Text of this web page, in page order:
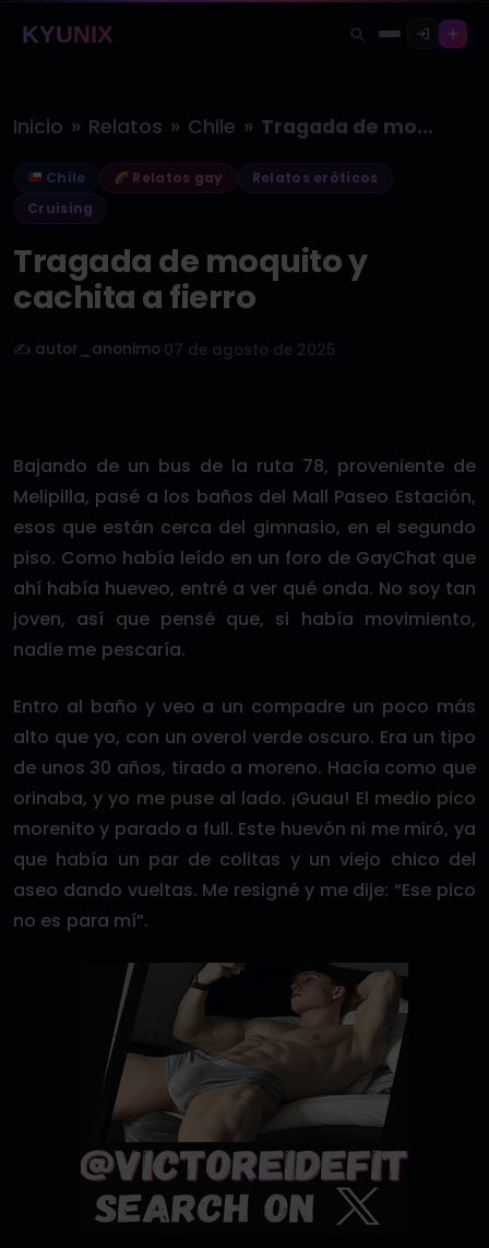
KYUNIX
Inicio » Relatos » Chile » Tragada de moquito y cachita a…
Chile Relatos gay
Relatos eróticos
Cruising
Tragada de moquito y
cachita a fierro
✍️ autor_anonimo 07 de agosto de 2025
Bajando de un bus de la ruta 78, proveniente de
Melipilla, pasé a los baños del Mall Paseo Estación,
esos que están cerca del gimnasio, en el segundo
piso. Como había leído en un foro de GayChat que
ahí había hueveo, entré a ver qué onda. No soy tan
joven, así que pensé que, si había movimiento,
nadie me pescaría.
Entro al baño y veo a un compadre un poco más
alto que yo, con un overol verde oscuro. Era un tipo
de unos 30 años, tirado a moreno. Hacía como que
orinaba, y yo me puse al lado. ¡Guau! El medio pico
morenito y parado a full. Este huevón ni me miró, ya
que había un par de colitas y un viejo chico del
aseo dando vueltas. Me resigné y me dije: “Ese pico
no es para mí”.